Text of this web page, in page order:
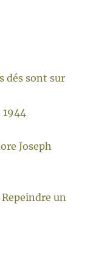
dés sont sur
Joseph
un